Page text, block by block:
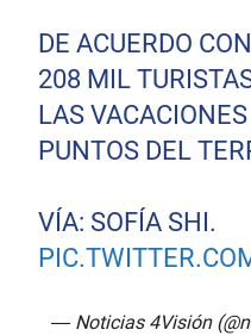
DE ACUERDO
208 MIL
LAS
PUNTOS DEL
VÍA: SOFÍA SHI.
— Noticias 4Visión